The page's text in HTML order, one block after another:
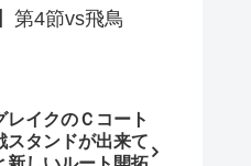
第4節vs飛鳥
レイクのＣコート
スタンドが出来て